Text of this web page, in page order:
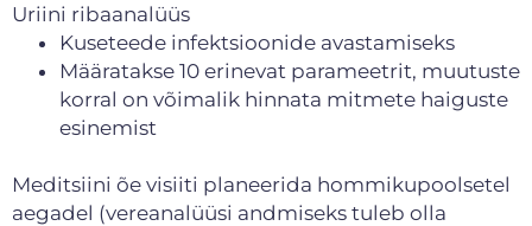
Uriini ribaanalüüs
Kuseteede infektsioonide avastamiseks
Määratakse 10 erinevat parameetrit, muutuste
korral on võimalik hinnata mitmete haiguste
esinemist
Meditsiini õe visiiti planeerida hommikupoolsetel
aegadel (vereanalüüsi andmiseks tuleb olla